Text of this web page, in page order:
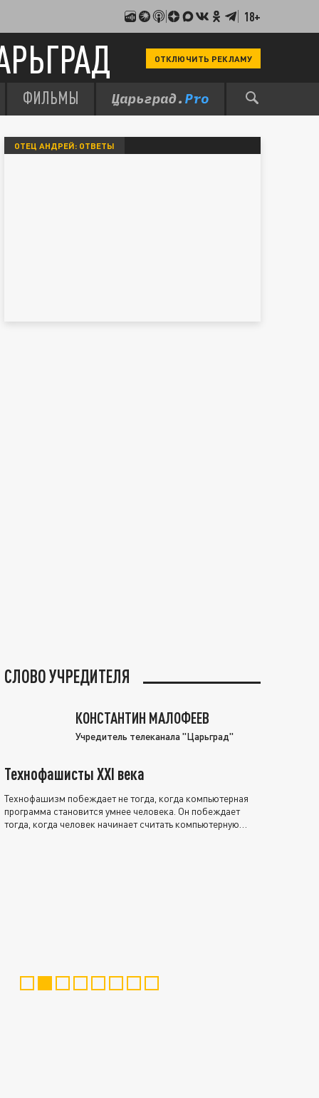
18+
ОТКЛЮЧИТЬ РЕКЛАМУ
ФИЛЬМЫ
ОТЕЦ АНДРЕЙ: ОТВЕТЫ
СЛОВО УЧРЕДИТЕЛЯ
КОНСТАНТИН МАЛОФЕЕВ
Учредитель телеканала "Царьград"
Технофашисты XXI века
Технофашизм побеждает не тогда, когда компьютерная
программа становится умнее человека. Он побеждает
тогда, когда человек начинает считать компьютерную